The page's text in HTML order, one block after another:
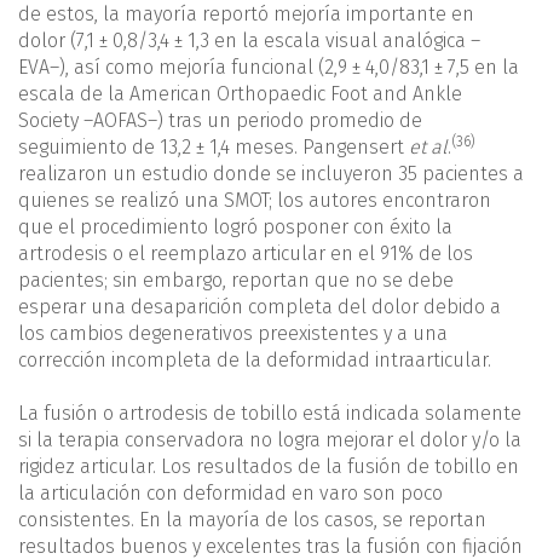
de estos, la mayoría reportó mejoría importante en
dolor (7,1 ± 0,8/3,4 ± 1,3 en la escala visual analógica –
EVA–), así como mejoría funcional (2,9 ± 4,0/83,1 ± 7,5 en la
escala de la American Orthopaedic Foot and Ankle
Society –AOFAS–) tras un periodo promedio de
seguimiento de 13,2 ± 1,4 meses. Pangensert et al.(36)
realizaron un estudio donde se incluyeron 35 pacientes a
quienes se realizó una SMOT; los autores encontraron
que el procedimiento logró posponer con éxito la
artrodesis o el reemplazo articular en el 91% de los
pacientes; sin embargo, reportan que no se debe
esperar una desaparición completa del dolor debido a
los cambios degenerativos preexistentes y a una
corrección incompleta de la deformidad intraarticular.
La fusión o artrodesis de tobillo está indicada solamente
si la terapia conservadora no logra mejorar el dolor y/o la
rigidez articular. Los resultados de la fusión de tobillo en
la articulación con deformidad en varo son poco
consistentes. En la mayoría de los casos, se reportan
resultados buenos y excelentes tras la fusión con fijación